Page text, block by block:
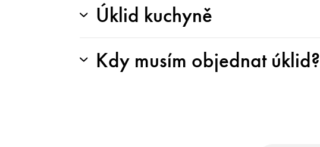
Úklid kuchyně
Kdy musím objednat úklid?